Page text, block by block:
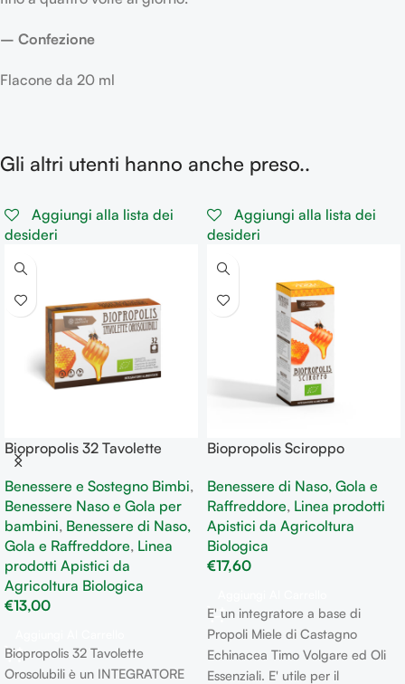
– Confezione
Flacone da 20 ml
Gli altri utenti hanno anche preso..
Aggiungi alla lista dei
desideri
Biopropolis 32 Tavolette
Orosolubili per la funzionalità
delle prime vie respiratorie e
le naturali difese
dell’organismo.
Benessere e Sostegno Bimbi,
Benessere Naso e Gola per
bambini, Benessere di Naso,
Gola e Raffreddore, Linea
prodotti Apistici da
Agricoltura Biologica
€13,00
Biopropolis 32 Tavolette
Orosolubili è un INTEGRATORE
Aggiungi alla lista dei
desideri
Biopropolis Sciroppo
e il mal di gola
Benessere di Naso, Gola e
Raffreddore, Linea prodotti
Apistici da Agricoltura
Biologica
€17,60
E' un integratore a base di
Propoli Miele di Castagno
Echinacea Timo Volgare ed Oli
Essenziali. E' utile per il